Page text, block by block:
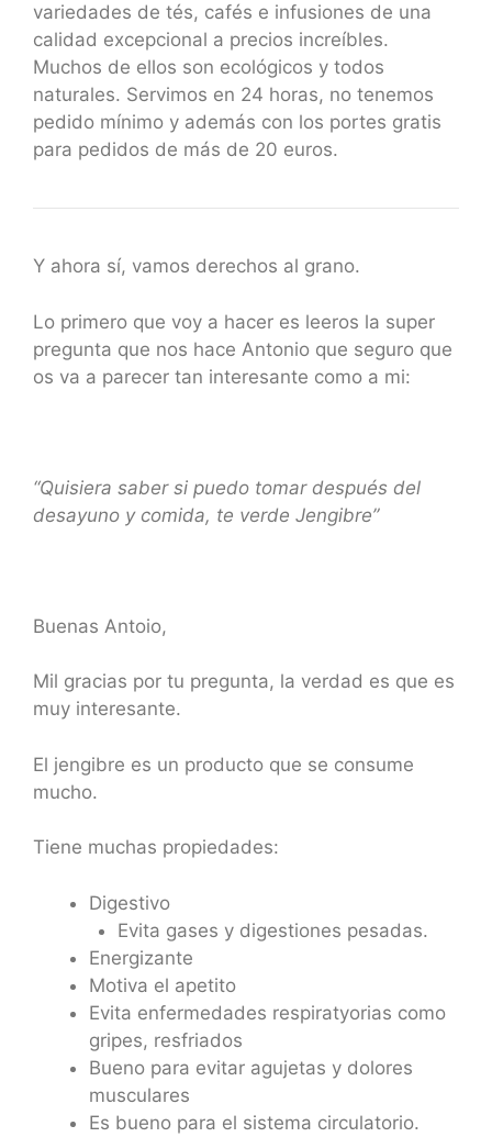
variedades de tés, cafés e infusiones de una
calidad excepcional a precios increíbles.
Muchos de ellos son ecológicos y todos
naturales. Servimos en 24 horas, no tenemos
pedido mínimo y además con los portes gratis
para pedidos de más de 20 euros.
Y ahora sí, vamos derechos al grano.
Lo primero que voy a hacer es leeros la super
pregunta que nos hace Antonio que seguro que
os va a parecer tan interesante como a mi:
“Quisiera saber si puedo tomar después del
desayuno y comida, te verde Jengibre”
Buenas Antoio,
Mil gracias por tu pregunta, la verdad es que es
muy interesante.
El jengibre es un producto que se consume
mucho.
Tiene muchas propiedades:
Digestivo
Evita gases y digestiones pesadas.
Energizante
Motiva el apetito
Evita enfermedades respiratyorias como
gripes, resfriados
Bueno para evitar agujetas y dolores
musculares
Es bueno para el sistema circulatorio.